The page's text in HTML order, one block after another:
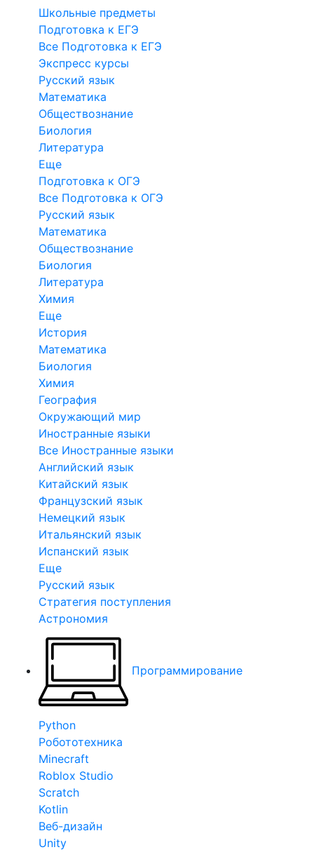
Школьные предметы
Подготовка к ЕГЭ
Все Подготовка к ЕГЭ
Экспресс курсы
Русский язык
Математика
Обществознание
Биология
Литература
Еще
Подготовка к ОГЭ
Все Подготовка к ОГЭ
Русский язык
Математика
Обществознание
Биология
Литература
Химия
Еще
История
Математика
Биология
Химия
География
Окружающий мир
Иностранные языки
Все Иностранные языки
Английский язык
Китайский язык
Французский язык
Немецкий язык
Итальянский язык
Испанский язык
Еще
Русский язык
Стратегия поступления
Астрономия
Программирование
Python
Робототехника
Minecraft
Roblox Studio
Scratch
Kotlin
Веб-дизайн
Unity